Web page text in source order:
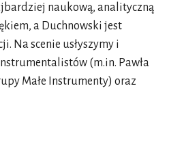
naukową, analityczną
a Duchnowski jest
Na scenie usłyszymy i
(m.in. Pawła
Małe Instrumenty) oraz